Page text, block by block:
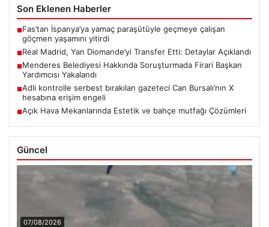
Son Eklenen Haberler
■Fas’tan İspanya’ya yamaç paraşütüyle geçmeye çalışan
göçmen yaşamını yitirdi
■Real Madrid, Yan Diomande’yi Transfer Etti: Detaylar Açıklandı
■Menderes Belediyesi Hakkında Soruşturmada Firari Başkan
Yardımcısı Yakalandı
■Adli kontrolle serbest bırakılan gazeteci Can Bursalı’nın X
hesabına erişim engeli
■Açık Hava Mekanlarında Estetik ve bahçe mutfağı Çözümleri
Güncel
07/08/2026